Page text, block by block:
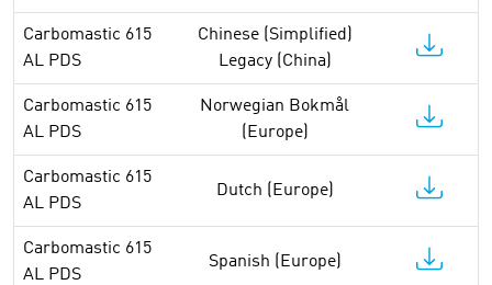
Carbomastic 615
AL PDS
Chinese (Simplified)
Legacy (China)
Carbomastic 615
AL PDS
Norwegian Bokmål
(Europe)
Carbomastic 615
AL PDS
Dutch (Europe)
Carbomastic 615
AL PDS
Spanish (Europe)